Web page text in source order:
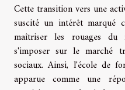
Cette transition vers une
suscité un intérêt marqué
maîtriser les rouages
s'imposer sur le marché
sociaux. Ainsi, l'école de
apparue comme une